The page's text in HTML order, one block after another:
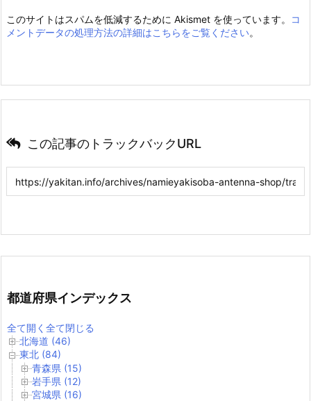
このサイトはスパムを低減するために Akismet を使っています。
コ
メントデータの処理方法の詳細はこちらをご覧ください。
この記事のトラックバックURL
都道府県インデックス
全て開く 全て閉じる
北海道 (46)
東北 (84)
青森県 (15)
岩手県 (12)
宮城県 (16)